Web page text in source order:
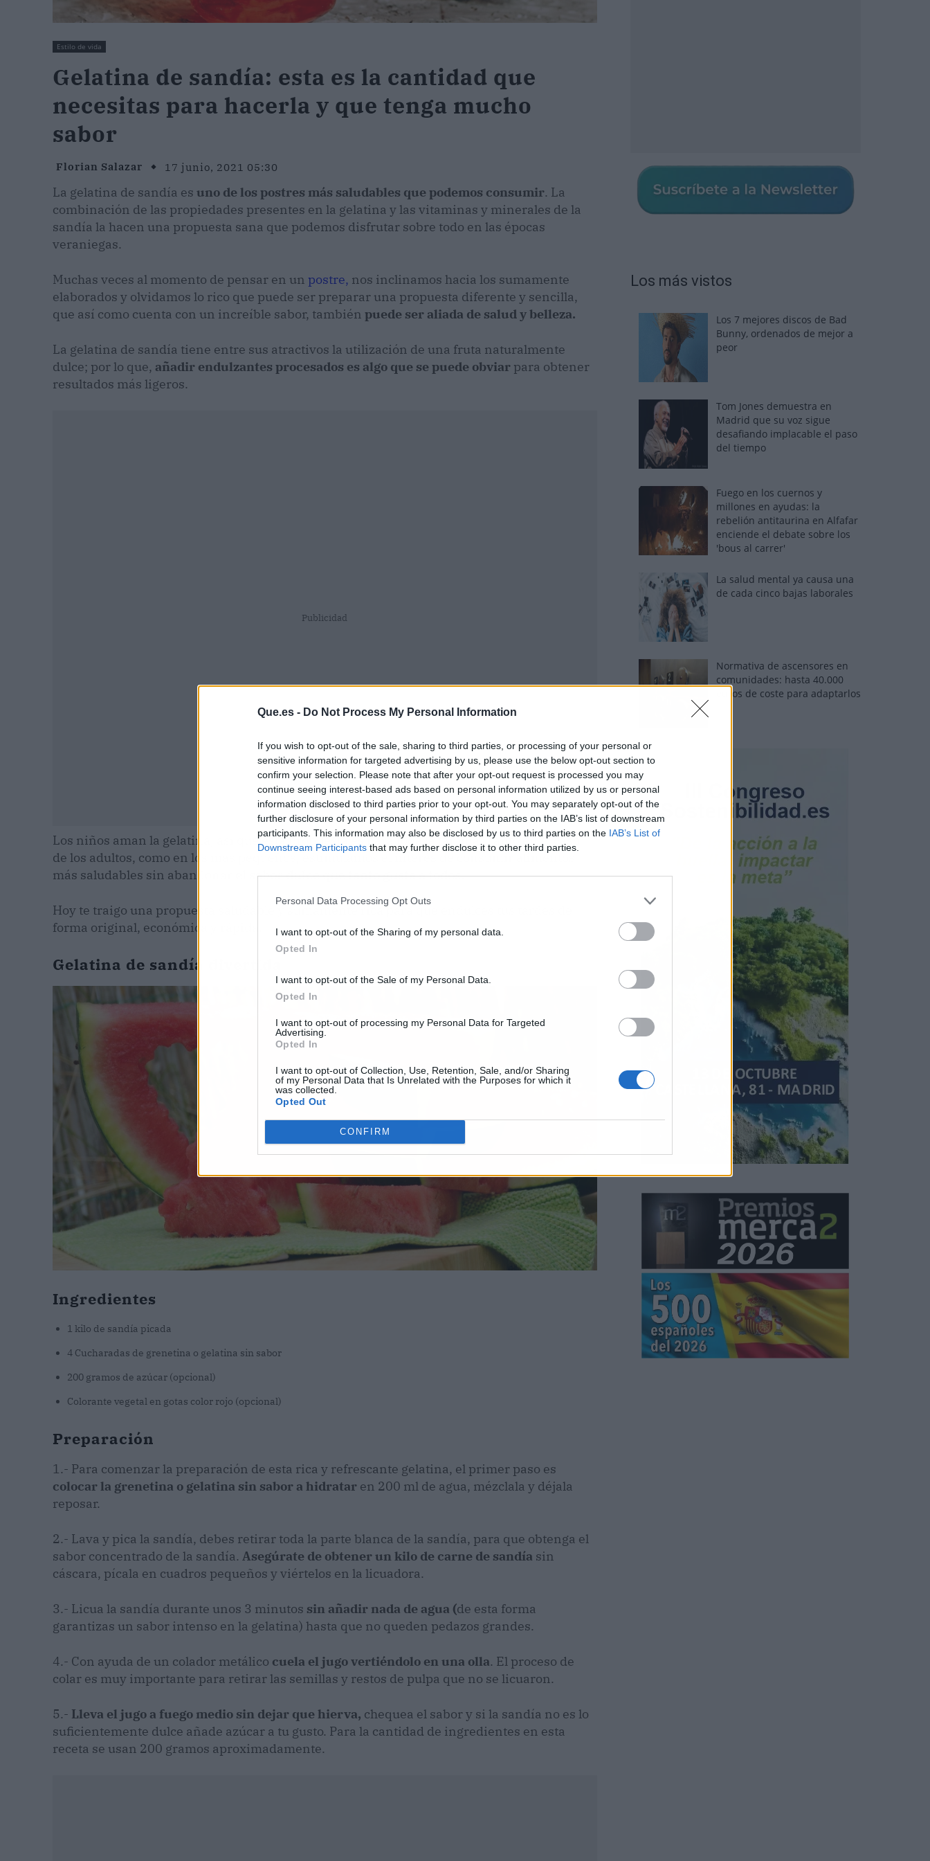
Que.es - Do Not Process My Personal Information
If you wish to opt-out of the sale, sharing to third parties, or processing of your personal or
sensitive information for targeted advertising by us, please use the below opt-out section to
confirm your selection. Please note that after your opt-out request is processed you may
continue seeing interest-based ads based on personal information utilized by us or personal
information disclosed to third parties prior to your opt-out. You may separately opt-out of the
further disclosure of your personal information by third parties on the IAB’s list of downstream
participants. This information may also be disclosed by us to third parties on the IAB’s List of
Downstream Participants that may further disclose it to other third parties.
Personal Data Processing Opt Outs
I want to opt-out of the Sharing of my personal data.
Opted In
I want to opt-out of the Sale of my Personal Data.
Opted In
I want to opt-out of processing my Personal Data for Targeted
Advertising.
Opted In
I want to opt-out of Collection, Use, Retention, Sale, and/or Sharing
of my Personal Data that Is Unrelated with the Purposes for which it
was collected.
Opted Out
CONFIRM
Estilo de vida
Gelatina de sandía: esta es la cantidad que
necesitas para hacerla y que tenga mucho
sabor
Florian Salazar 17 junio, 2021 05:30
La gelatina de sandía es uno de los postres más saludables que podemos consumir. La
combinación de las propiedades presentes en la gelatina y las vitaminas y minerales de la
sandía la hacen una propuesta sana que podemos disfrutar sobre todo en las épocas
veraniegas.
Muchas veces al momento de pensar en un postre, nos inclinamos hacia los sumamente
elaborados y olvidamos lo rico que puede ser preparar una propuesta diferente y sencilla,
que así como cuenta con un increíble sabor, también puede ser aliada de salud y belleza.
La gelatina de sandía tiene entre sus atractivos la utilización de una fruta naturalmente
dulce; por lo que, añadir endulzantes procesados es algo que se puede obviar para obtener
resultados más ligeros.
Publicidad
Los niños aman la gelatina, así que esta propuesta es para toda la familia. Tanto en el caso
de los adultos, como en los más pequeños, estimulamos el interés de consumir alimentos
más saludables sin abandonar
el sabor dulce que tanto gusta a todos.
Hoy te traigo una propuesta saludable y sumamente rica para que endulces tus tardes de
forma original, económica y rápida.
Gelatina de sandía divertida
Ingredientes
1 kilo de sandía picada
4 Cucharadas de grenetina o gelatina sin sabor
200 gramos de azúcar (opcional)
Colorante vegetal en gotas color rojo (opcional)
Preparación
1.- Para comenzar la preparación de esta rica y refrescante gelatina, el primer paso es
colocar la grenetina o gelatina sin sabor a hidratar en 200 ml de agua, mézclala y déjala
reposar.
2.- Lava y pica la sandía, debes retirar toda la parte blanca de la sandía, para que obtenga el
sabor concentrado de la sandía. Asegúrate de obtener un kilo de carne de sandía sin
cáscara, pícala en cuadros pequeños y viértelos en la licuadora.
3.- Licua la sandía durante unos 3 minutos sin añadir nada de agua (de esta forma
garantizas un sabor intenso en la gelatina) hasta que no queden pedazos grandes.
4.- Con ayuda de un colador metálico cuela el jugo vertiéndolo en una olla. El proceso de
colar es muy importante para retirar las semillas y restos de pulpa que no se licuaron.
5.- Lleva el jugo a fuego medio sin dejar que hierva, chequea el sabor y si la sandía no es lo
suficientemente dulce añade azúcar a tu gusto. Para la cantidad de ingredientes en esta
receta se usan 200 gramos aproximadamente.
Los más vistos
Los 7 mejores discos de Bad
Bunny, ordenados de mejor a
peor
Tom Jones demuestra en
Madrid que su voz sigue
desafiando implacable el paso
del tiempo
Fuego en los cuernos y
millones en ayudas: la
rebelión antitaurina en Alfafar
enciende el debate sobre los
'bous al carrer'
La salud mental ya causa una
de cada cinco bajas laborales
Normativa de ascensores en
comunidades: hasta 40.000
euros de coste para adaptarlos